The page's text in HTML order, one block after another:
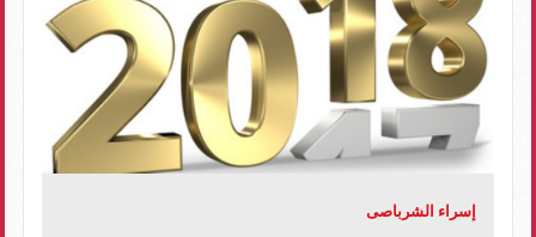
إسراء الشرباصى